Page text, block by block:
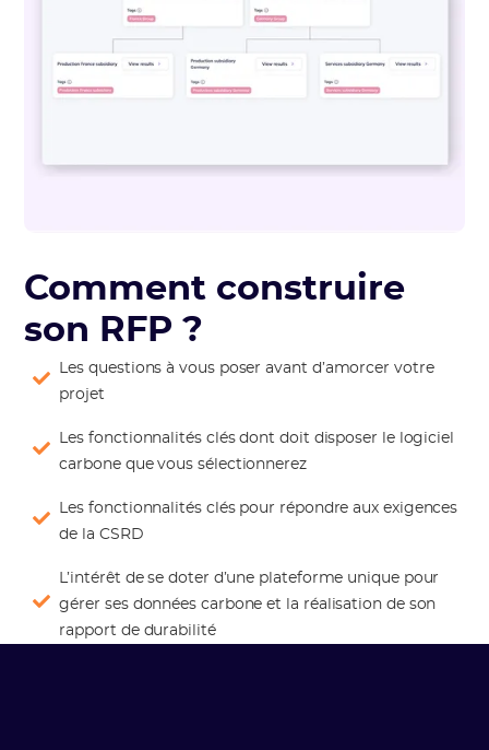
Comment construire
son RFP ?
Les questions à vous poser avant d’amorcer votre
projet
Les fonctionnalités clés dont doit disposer le logiciel
carbone que vous sélectionnerez
Les fonctionnalités clés pour répondre aux exigences
de la CSRD
L’intérêt de se doter d’une plateforme unique pour
gérer ses données carbone et la réalisation de son
rapport de durabilité